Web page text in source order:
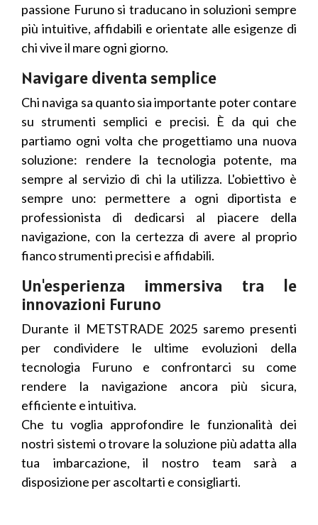
passione Furuno si traducano in soluzioni sempre
più intuitive, affidabili e orientate alle esigenze di
chi vive il mare ogni giorno.
Navigare diventa semplice
Chi naviga sa quanto sia importante poter contare
su strumenti semplici e precisi. È da qui che
partiamo ogni volta che progettiamo una nuova
soluzione: rendere la tecnologia potente, ma
sempre al servizio di chi la utilizza. L'obiettivo è
sempre uno: permettere a ogni diportista e
professionista di dedicarsi al piacere della
navigazione, con la certezza di avere al proprio
fianco strumenti precisi e affidabili.
Un'esperienza immersiva tra le
innovazioni Furuno
Durante il METSTRADE 2025 saremo presenti
per condividere le ultime evoluzioni della
tecnologia Furuno e confrontarci su come
rendere la navigazione ancora più sicura,
efficiente e intuitiva.
Che tu voglia approfondire le funzionalità dei
nostri sistemi o trovare la soluzione più adatta alla
tua imbarcazione, il nostro team sarà a
disposizione per ascoltarti e consigliarti.